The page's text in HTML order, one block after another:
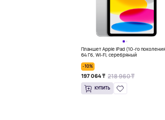
Планшет Apple iPad (10-го
64 Гб, Wi-Fi, серебряный
-10%
197 064 ₸ 218 960 ₸
КУПИТЬ